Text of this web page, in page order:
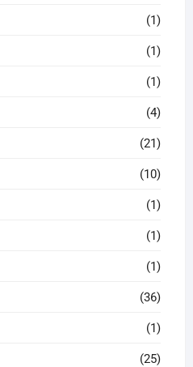
(1)
(1)
(1)
(4)
(21)
(10)
(1)
(1)
(1)
(36)
(1)
(25)